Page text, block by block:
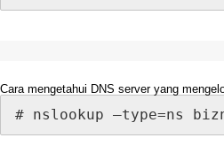
Cara mengetahui DNS server yang
# nslookup –type=ns